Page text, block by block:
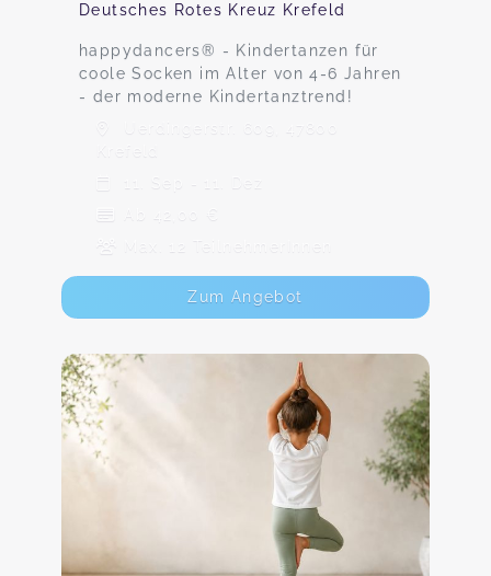
Deutsches Rotes Kreuz Krefeld
happydancers®️ - Kindertanzen für
coole Socken im Alter von 4-6 Jahren
- der moderne Kindertanztrend!
Uerdingerstr. 609, 47800
11. Sep - 11. Dez
Ab 42,00 €
Max. 12 TeilnehmerInnen
Zum Angebot